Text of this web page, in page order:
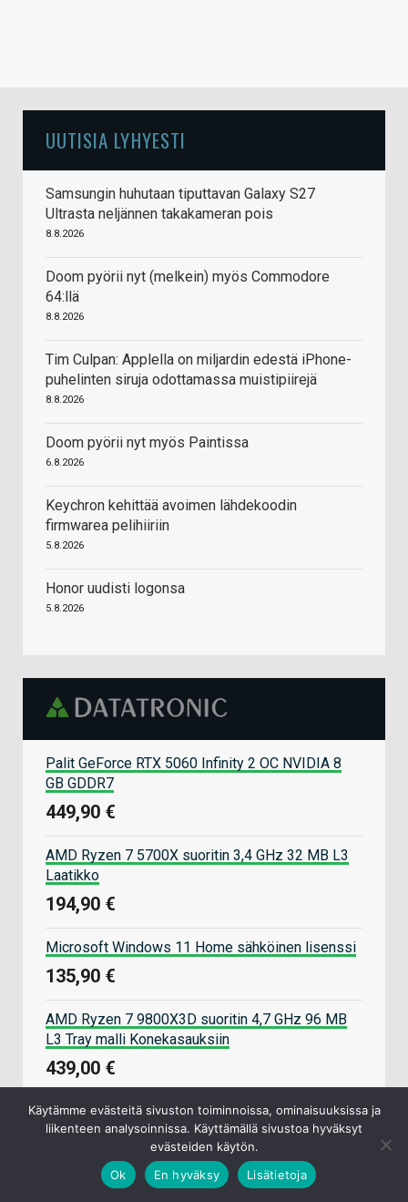
UUTISIA LYHYESTI
Samsungin huhutaan tiputtavan Galaxy S27
Ultrasta neljännen takakameran pois
8.8.2026
Doom pyörii nyt (melkein) myös Commodore
64:llä
8.8.2026
Tim Culpan: Applella on miljardin edestä iPhone-
puhelinten siruja odottamassa muistipiirejä
8.8.2026
Doom pyörii nyt myös Paintissa
6.8.2026
Keychron kehittää avoimen lähdekoodin
firmwarea pelihiiriin
5.8.2026
Honor uudisti logonsa
5.8.2026
Palit GeForce RTX 5060 Infinity 2 OC NVIDIA 8
GB GDDR7
449,90 €
AMD Ryzen 7 5700X suoritin 3,4 GHz 32 MB L3
Laatikko
194,90 €
Microsoft Windows 11 Home sähköinen lisenssi
135,90 €
AMD Ryzen 7 9800X3D suoritin 4,7 GHz 96 MB
L3 Tray malli Konekasauksiin
439,00 €
Kingston Technology FURY Beast muistimoduuli
32 GB 2 x 16 GB DDR5
519,90 €
Käytämme evästeitä sivuston toiminnoissa, ominaisuuksissa ja
liikenteen analysoinnissa. Käyttämällä sivustoa hyväksyt
evästeiden käytön.
Ok
En hyväksy Lisätietoja